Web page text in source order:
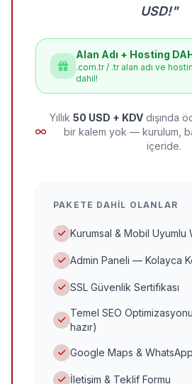
USD!"
Alan Adı + Hosting
.com.tr / .tr alan adı ve
dahil!
Yıllık 50 USD + KDV dışında
bir kalem yok — kurulum,
içeride.
PAKETE DAHIL OLANLAR
Kurumsal & Mobil Uyumlu
Admin Paneli — Kolayca
SSL Güvenlik Sertifikası
Temel SEO
hazır)
Google Maps &
İletişim & Teklif Formu